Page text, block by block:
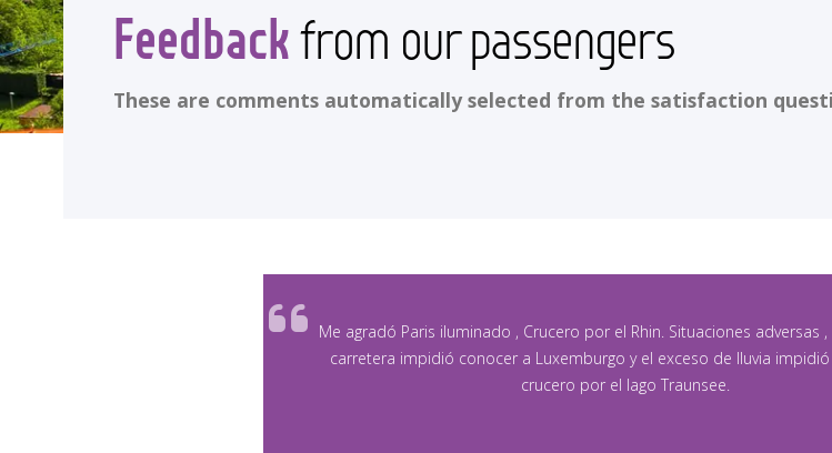
Feedbackfrom our passengers
These are comments automatically selected from the satisfaction
Me agradó Paris iluminado , Crucero por el Rhin. Situaciones adversas
carretera impidió conocer a Luxemburgo y el exceso de lluvia
crucero por el lago Traunsee.